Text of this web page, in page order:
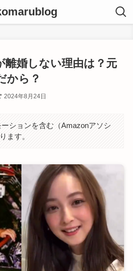
離婚しない理由は？元
から？
2024年8月24日
ションを含む（Amazonアソシ
ます。